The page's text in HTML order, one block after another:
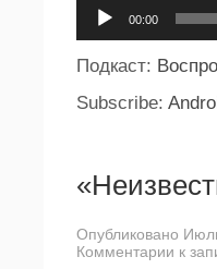
00:00
Подкаст:
Subscribe:
Опубликовано
Комментарии к